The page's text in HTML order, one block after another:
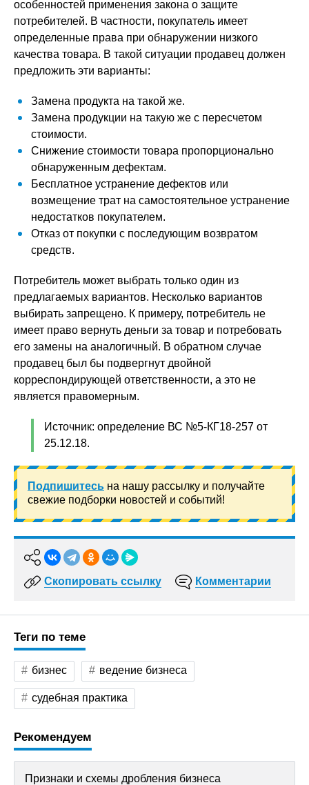
особенностей применения закона о защите
потребителей. В частности, покупатель имеет
определенные права при обнаружении низкого
качества товара. В такой ситуации продавец должен
предложить эти варианты:
Замена продукта на такой же.
Замена продукции на такую же с пересчетом
стоимости.
Снижение стоимости товара пропорционально
обнаруженным дефектам.
Бесплатное устранение дефектов или
возмещение трат на самостоятельное устранение
недостатков покупателем.
Отказ от покупки с последующим возвратом
средств.
Потребитель может выбрать только один из
предлагаемых вариантов. Несколько вариантов
выбирать запрещено. К примеру, потребитель не
имеет право вернуть деньги за товар и потребовать
его замены на аналогичный. В обратном случае
продавец был бы подвергнут двойной
корреспондирующей ответственности, а это не
является правомерным.
Источник: определение ВС №5-КГ18-257 от
25.12.18.
Подпишитесь на нашу рассылку и получайте
свежие подборки новостей и событий!
Скопировать ссылку Комментарии
Теги по теме
бизнес ведение бизнеса
судебная практика
Рекомендуем
Признаки и схемы дробления бизнеса